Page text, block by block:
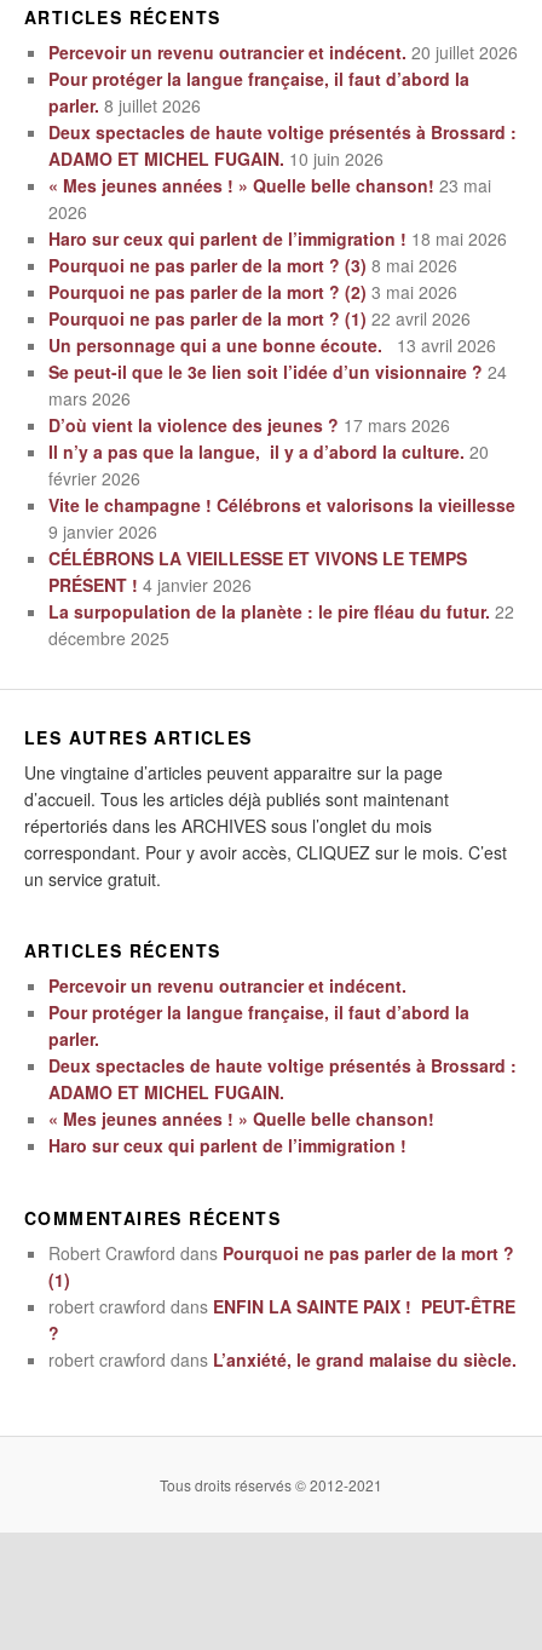
ARTICLES RÉCENTS
Percevoir un revenu outrancier et indécent. 20 juillet 2026
Pour protéger la langue française, il faut d’abord la
parler. 8 juillet 2026
Deux spectacles de haute voltige présentés à Brossard :
ADAMO ET MICHEL FUGAIN. 10 juin 2026
« Mes jeunes années ! » Quelle belle chanson! 23 mai
2026
Haro sur ceux qui parlent de l’immigration ! 18 mai 2026
Pourquoi ne pas parler de la mort ? (3) 8 mai 2026
Pourquoi ne pas parler de la mort ? (2) 3 mai 2026
Pourquoi ne pas parler de la mort ? (1) 22 avril 2026
Un personnage qui a une bonne écoute.
13 avril 2026
Se peut-il que le 3e lien soit l’idée d’un visionnaire ? 24
mars 2026
D’où vient la violence des jeunes ? 17 mars 2026
Il n’y a pas que la langue, il y a d’abord la culture. 20
février 2026
Vite le champagne ! Célébrons et valorisons la vieillesse
9 janvier 2026
CÉLÉBRONS LA VIEILLESSE ET VIVONS LE TEMPS
PRÉSENT ! 4 janvier 2026
La surpopulation de la planète : le pire fléau du futur. 22
décembre 2025
LES AUTRES ARTICLES
Une vingtaine d’articles peuvent apparaitre sur la page
d’accueil. Tous les articles déjà publiés sont maintenant
répertoriés dans les ARCHIVES sous l’onglet du mois
correspondant. Pour y avoir accès, CLIQUEZ sur le mois. C’est
un service gratuit.
ARTICLES RÉCENTS
Percevoir un revenu outrancier et indécent.
Pour protéger la langue française, il faut d’abord la
parler.
Deux spectacles de haute voltige présentés à Brossard :
ADAMO ET MICHEL FUGAIN.
« Mes jeunes années ! » Quelle belle chanson!
Haro sur ceux qui parlent de l’immigration !
COMMENTAIRES RÉCENTS
Robert Crawford dans Pourquoi ne pas parler de la mort ?
(1)
robert crawford dans ENFIN LA SAINTE PAIX ! PEUT-ÊTRE
?
robert crawford dans L’anxiété, le grand malaise du siècle.
Tous droits réservés © 2012-2021